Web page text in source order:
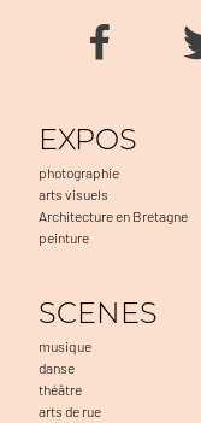
EXPOS
photographie
arts visuels
Architecture en Bretagne
peinture
SCENES
musique
danse
théâtre
arts de rue